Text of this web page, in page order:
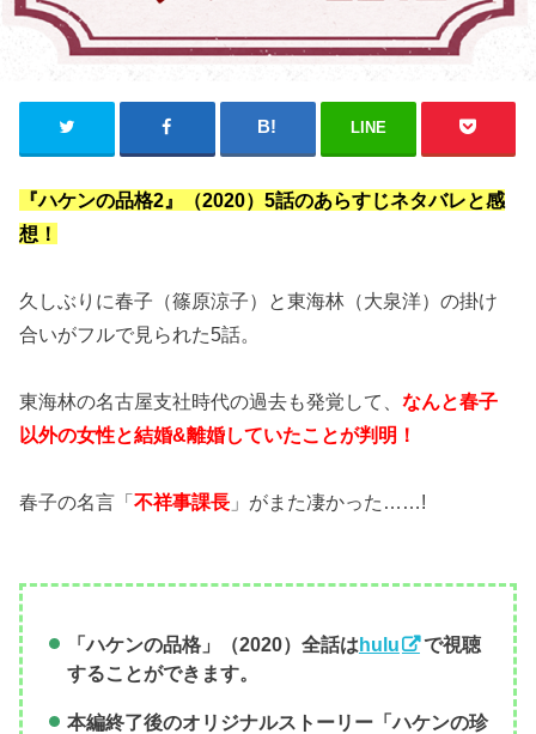
LINE
『ハケンの品格2』（2020）5話のあらすじネタバレと感
想！
久しぶりに春子（篠原涼子）と東海林（大泉洋）の掛け
合いがフルで見られた5話。
東海林の名古屋支社時代の過去も発覚して、なんと春子
以外の女性と結婚&離婚していたことが判明！
春子の名言「不祥事課長 」がまた凄かった……!
「ハケンの品格」（2020）全話は hulu
で視聴
することができます。
本編終了後のオリジナルストーリー「ハケンの珍